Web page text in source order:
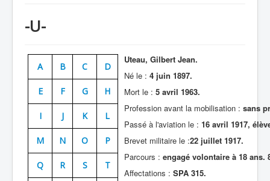
Chronologie
Escadrilles
Organisation
Avions
Personnels
Doctrines
Batailles
-U-
A B C D
E F G H
I J K L
M N O P
Q R S T
Uteau, Gilbert Jean.
Né le : 4 juin 1897.
Mort le : 5 avril 1963.
Profession avant la mobilisation : sans
Passé à l'aviation le : 16 avril 1917,
Brevet militaire le :22 juillet 1917.
Parcours : engagé volontaire à 18 ans.
Affectations : SPA 315.